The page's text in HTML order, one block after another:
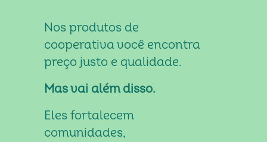
Nos produtos de
cooperativa você encontra
preço justo e qualidade.
Mas vai além disso.
Eles fortalecem
comunidades,